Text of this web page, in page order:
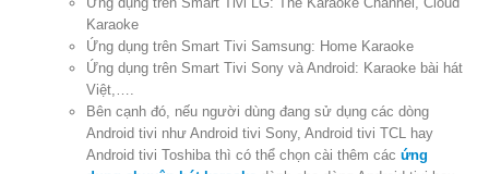
Karaoke
Ứng dụng trên Smart Tivi Samsung: Home Karaoke
Ứng dụng trên Smart Tivi Sony và Android: Karaoke bài hát
Việt,….
Bên cạnh đó, nếu người dùng đang sử dụng các dòng
Android tivi như Android tivi Sony, Android tivi TCL hay
Android tivi Toshiba thì có thể chọn cài thêm cácứng